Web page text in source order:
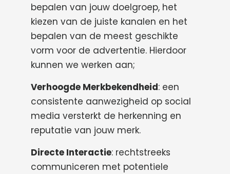
bepalen van jouw doelgroep, het
kiezen van de juiste kanalen en het
bepalen van de meest geschikte
vorm voor de advertentie. Hierdoor
kunnen we werken aan;
Verhoogde Merkbekendheid: een
consistente aanwezigheid op social
media versterkt de herkenning en
reputatie van jouw merk.
Directe Interactie: rechtstreeks
communiceren met potentiele